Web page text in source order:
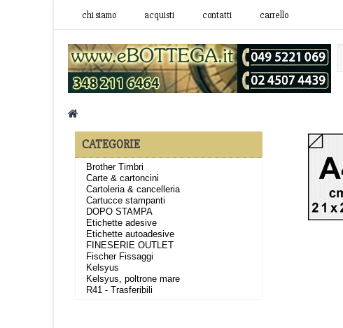
chi siamo acquisti contatti carrello
CATEGORIE
Brother Timbri
Carte & cartoncini
Cartoleria & cancelleria
Cartucce stampanti
DOPO STAMPA
Etichette adesive
Etichette autoadesive
FINESERIE OUTLET
Fischer Fissaggi
Kelsyus
Kelsyus, poltrone mare
R41 - Trasferibili